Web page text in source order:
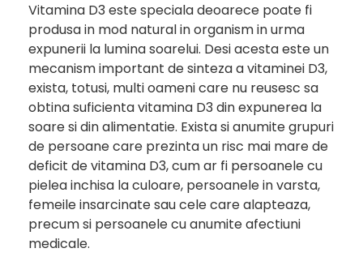
Vitamina D3 este speciala deoarece poate fi
produsa in mod natural in organism in urma
expunerii la lumina soarelui. Desi acesta este un
mecanism important de sinteza a vitaminei D3,
exista, totusi, multi oameni care nu reusesc sa
obtina suficienta vitamina D3 din expunerea la
soare si din alimentatie. Exista si anumite grupuri
de persoane care prezinta un risc mai mare de
deficit de vitamina D3, cum ar fi persoanele cu
pielea inchisa la culoare, persoanele in varsta,
femeile insarcinate sau cele care alapteaza,
precum si persoanele cu anumite afectiuni
medicale.